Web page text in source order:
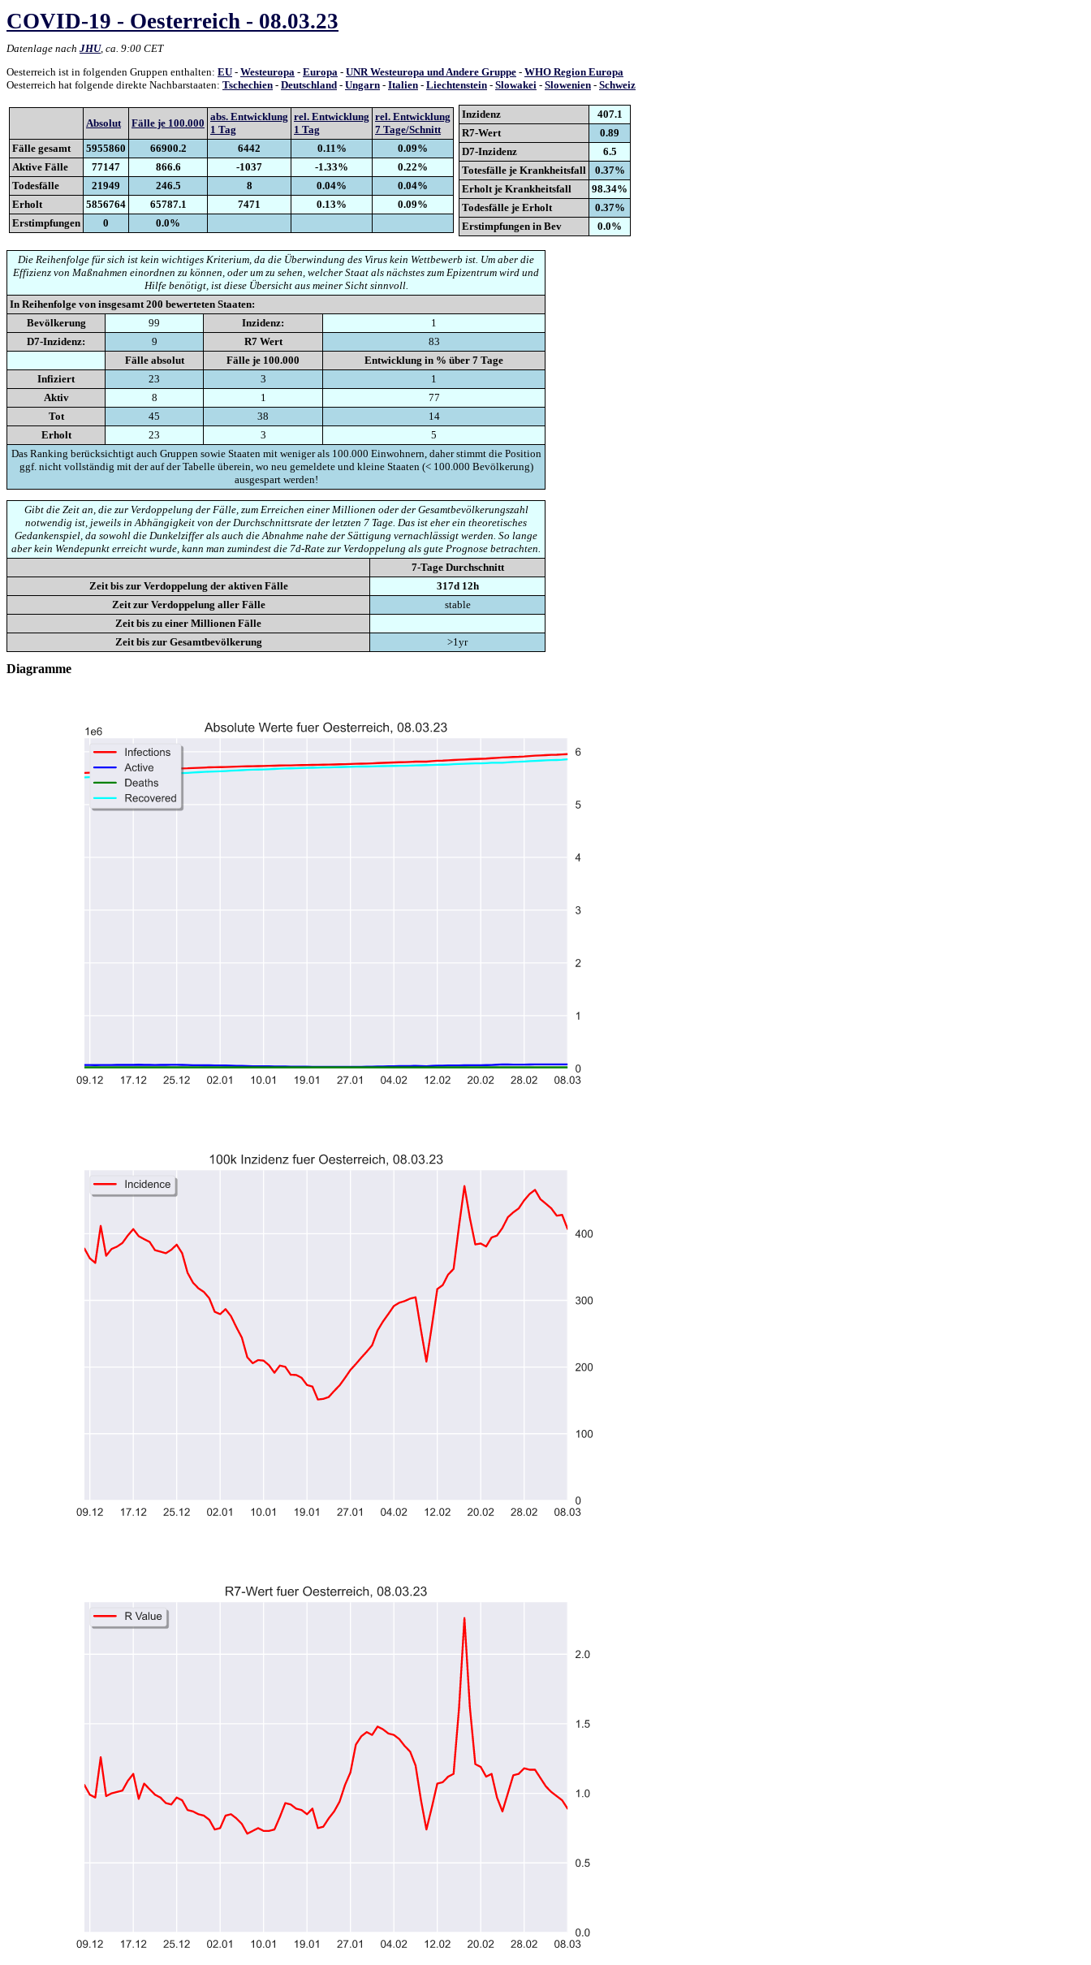
COVID-19 - Oesterreich - 08.03.23
Datenlage nach JHU, ca. 9:00 CET
Oesterreich ist in folgenden Gruppen enthalten: EU - Westeuropa - Europa - UNR Westeuropa und Andere Gruppe - WHO Region Europa
Oesterreich hat folgende direkte Nachbarstaaten: Tschechien - Deutschland - Ungarn - Italien - Liechtenstein - Slowakei - Slowenien - Schweiz
Absolut Fälle je 100.000
abs. Entwicklung
1 Tag
rel. Entwicklung
1 Tag
rel. Entwicklung
7 Tage/Schnitt
Fälle gesamt
5955860 66900.2 6442 0.11%
0.09%
Aktive Fälle
77147 866.6 -1037 -1.33%
0.22%
Todesfälle
21949 246.5 8 0.04%
0.04%
Erholt
5856764 65787.1 7471 0.13%
0.09%
Erstimpfungen
0 0.0%
Inzidenz
407.1
R7-Wert
0.89
D7-Inzidenz
6.5
Totesfälle je Krankheitsfall
0.37%
Erholt je Krankheitsfall
98.34%
Todesfälle je Erholt
0.37%
Erstimpfungen in Bev
0.0%
Die Reihenfolge für sich ist kein wichtiges Kriterium, da die Überwindung des Virus kein Wettbewerb ist. Um aber die
Effizienz von Maßnahmen einordnen zu können, oder um zu sehen, welcher Staat als nächstes zum Epizentrum wird und
Hilfe benötigt, ist diese Übersicht aus meiner Sicht sinnvoll.
In Reihenfolge von insgesamt 200 bewerteten Staaten:
Bevölkerung
99 Inzidenz:
1
D7-Inzidenz:
9 R7 Wert
83
Fälle absolut
Fälle je 100.000
Entwicklung in % über 7 Tage
Infiziert
23 3
1
Aktiv
8 1
77
Tot
45 38
14
Erholt
23 3
5
Das Ranking berücksichtigt auch Gruppen sowie Staaten mit weniger als 100.000 Einwohnern, daher stimmt die Position
ggf. nicht vollständig mit der auf der Tabelle überein, wo neu gemeldete und kleine Staaten (< 100.000 Bevölkerung)
ausgespart werden!
Gibt die Zeit an, die zur Verdoppelung der Fälle, zum Erreichen einer Millionen oder der Gesamtbevölkerungszahl
notwendig ist, jeweils in Abhängigkeit von der Durchschnittsrate der letzten 7 Tage. Das ist eher ein theoretisches
Gedankenspiel, da sowohl die Dunkelziffer als auch die Abnahme nahe der Sättigung vernachlässigt werden. So lange
aber kein Wendepunkt erreicht wurde, kann man zumindest die 7d-Rate zur Verdoppelung als gute Prognose betrachten.
7-Tage Durchschnitt
Zeit bis zur Verdoppelung der aktiven Fälle
317d 12h
Zeit zur Verdoppelung aller Fälle
stable
Zeit bis zu einer Millionen Fälle
Zeit bis zur Gesamtbevölkerung
>1yr
Diagramme